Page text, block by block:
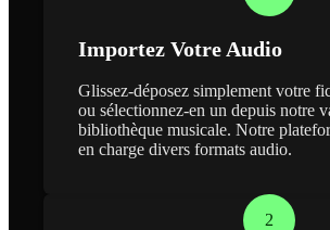
Importez Votre Audio
Glissez-déposez simplement votre
ou sélectionnez-en un depuis notre
bibliothèque musicale. Notre
en charge divers formats audio.
2